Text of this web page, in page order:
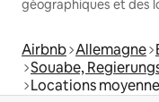
géographiques et des
Airbnb Allemagne
Souabe,
Locations